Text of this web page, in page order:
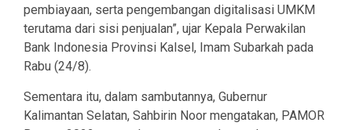
pembiayaan, serta pengembangan digitalisasi UMKM
terutama dari sisi penjualan”, ujar Kepala Perwakilan
Bank Indonesia Provinsi Kalsel, Imam Subarkah pada
Rabu (24/8).
Sementara itu, dalam sambutannya, Gubernur
Kalimantan Selatan, Sahbirin Noor mengatakan, PAMOR